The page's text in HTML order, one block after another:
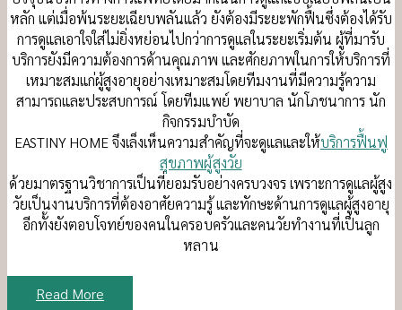
หลัก แต่เมื่อพ้นระยะเฉียบพลันแล้ว ยังต้องมีระยะพักฟื้นซึ่งต้องได้รับ
การดูแลเอาใจใส่ไม่ยิ่งหย่อนไปกว่าการดูแลในระยะเริ่มต้น ผู้ที่มารับ
บริการยังมีความต้องการด้านคุณภาพ และศักยภาพในการให้บริการที่
เหมาะสมแก่ผู้สูงอายุอย่างเหมาะสมโดยทีมงานที่มีความรู้ความ
สามารถและประสบการณ์ โดยทีมแพย์ พยาบาล นักโภชนาการ นัก
กิจกรรมบำบัด
EASTINY HOME จึงเล็งเห็นความสำคัญที่จะดูแลและให้บริการฟื้นฟู
สุขภาพผู้สูงวัย
ด้วยมาตรฐานวิชาการเป็นที่ยอมรับอย่างครบวงจร เพราะการดูแลผู้สูง
วัยเป็นงานบริการที่ต้องอาศัยความรู้ และทักษะด้านการดูแลผู้สูงอายุ
อีกทั้งยังตอบโจทย์ของคนในครอบครัวและคนวัยทำงานที่เป็นลูก
หลาน
Read More